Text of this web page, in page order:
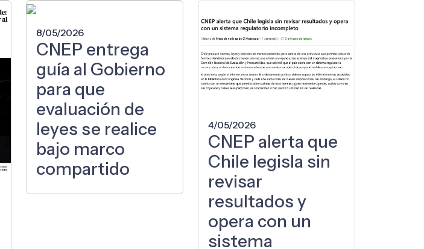
8/05/2026
CNEP entrega
guía al Gobierno
para que
evaluación de
leyes se realice
bajo marco
compartido
4/05/2026
CNEP alerta que
Chile legisla sin
revisar
resultados y
opera con un
sistema